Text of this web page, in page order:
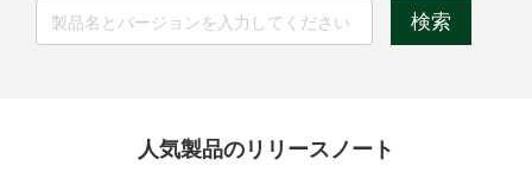
検索
人気製品のリリース ノート